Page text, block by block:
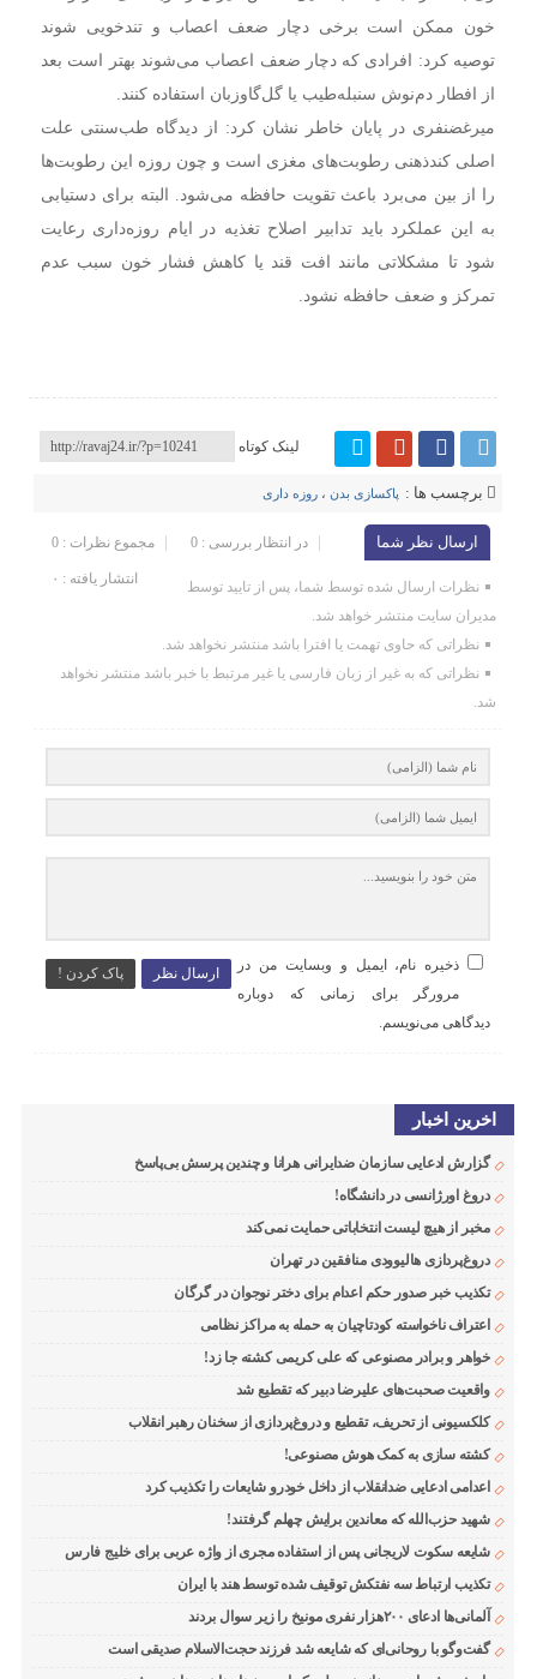
خون ممکن است برخی دچار ضعف اعصاب و تندخویی شوند
توصیه کرد: افرادی که دچار ضعف اعصاب می‌شوند بهتر است بعد
از افطار دم‌نوش سنبله‌طیب یا گل‌گاوزبان استفاده کنند.
میرغضنفری در پایان خاطر نشان کرد: از دیدگاه طب‌سنتی علت
اصلی کندذهنی رطوبت‌های مغزی است و چون روزه این رطوبت‌ها
را از بین می‌برد باعث تقویت حافظه می‌شود. البته برای دستیابی
به این عملکرد باید تدابیر اصلاح تغذیه در ایام روزه‌داری رعایت
شود تا مشکلاتی مانند افت قند یا کاهش فشار خون سبب عدم
تمرکز و ضعف حافظه نشود.
لینک کوتاه
برچسب ها : پاکسازی بدن ،روزه داری
ارسال نظر شما مجموع نظرات : 0 در انتظار بررسی : 0
انتشار یافته : ۰
نظرات ارسال شده توسط شما، پس از تایید توسط
مدیران سایت منتشر خواهد شد.
نظراتی که حاوی تهمت یا افترا باشد منتشر نخواهد شد.
نظراتی که به غیر از زبان فارسی یا غیر مرتبط با خبر باشد منتشر نخواهد
شد.
ارسال نظر پاک کردن !
ذخیره نام، ایمیل و وبسایت من در
مرورگر برای زمانی که دوباره
دیدگاهی می‌نویسم.
اخرین اخبار
گزارش ادعایی سازمان ضدایرانی هرانا و چندین پرسش بی‌پاسخ
دروغ اورژانسی در دانشگاه!
مخبر از هیچ لیست انتخاباتی حمایت نمی‌کند
دروغ‌پردازی هالیوودی منافقین در تهران
تکذیب خبر صدور حکم اعدام برای دختر نوجوان در گرگان
اعتراف ناخواسته کودتاچیان به حمله به مراکز نظامی
خواهر و برادر مصنوعی که علی کریمی کشته جا زد!
واقعیت صحبت‌های علیرضا دبیر که تقطیع شد
کلکسیونی از تحریف، تقطیع و دروغ‌پردازی از سخنان رهبر انقلاب
کشته سازی به کمک هوش مصنوعی!
اعدامی ادعایی ضدانقلاب از داخل خودرو شایعات را تکذیب کرد
شهید حزب‌الله که معاندین برایش چهلم گرفتند!
شایعه سکوت لاریجانی پس از استفاده مجری از واژه عربی برای خلیج فارس
تکذیب ارتباط سه نفتکش توقیف شده توسط هند با ایران
آلمانی‌ها ادعای ۲۰۰هزار نفری مونیخ را زیر سوال بردند
گفت‌وگو با روحانی‌ای که شایعه شد فرزند حجت‌الاسلام صدیقی است